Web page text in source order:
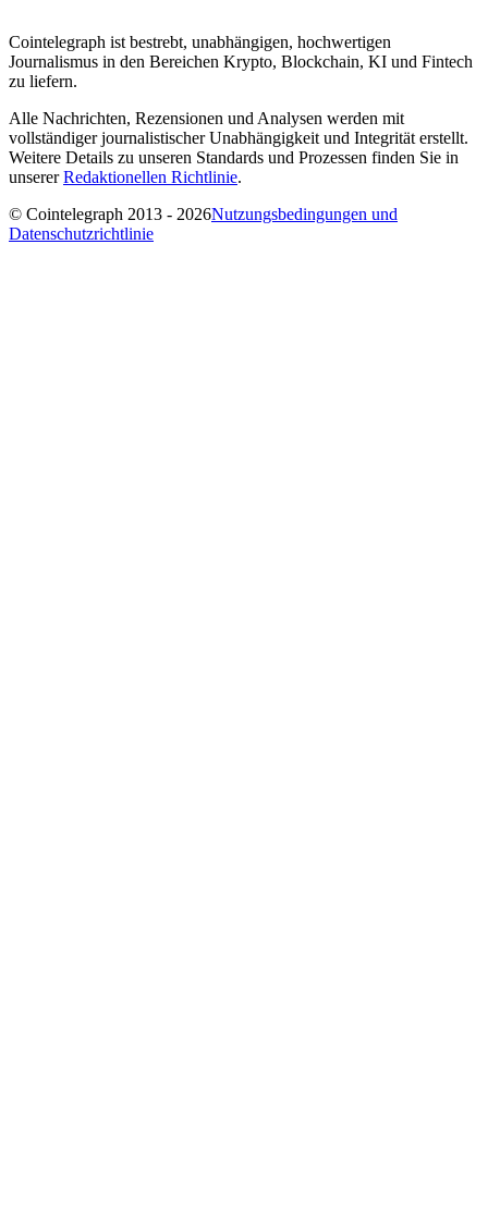
Cointelegraph ist bestrebt, unabhängigen, hochwertigen
Journalismus in den Bereichen Krypto, Blockchain, KI und Fintech
zu liefern.
Alle Nachrichten, Rezensionen und Analysen werden mit
vollständiger journalistischer Unabhängigkeit und Integrität erstellt.
Weitere Details zu unseren Standards und Prozessen finden Sie in
unsererRedaktionellen Richtlinie.
© Cointelegraph 2013 - 2026Nutzungsbedingungen und
Datenschutzrichtlinie